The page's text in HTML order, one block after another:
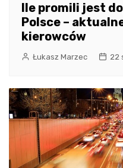
Ile promili jest
Polsce –
kierowców
Łukasz Marzec 22